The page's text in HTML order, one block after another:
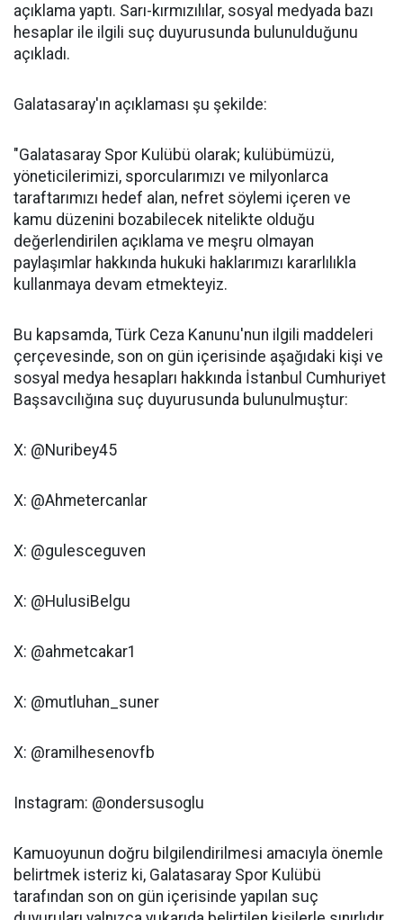
açıklama yaptı. Sarı-kırmızılılar, sosyal medyada bazı
hesaplar ile ilgili suç duyurusunda bulunulduğunu
açıkladı.
Galatasaray'ın açıklaması şu şekilde:
"Galatasaray Spor Kulübü olarak; kulübümüzü,
yöneticilerimizi, sporcularımızı ve milyonlarca
taraftarımızı hedef alan, nefret söylemi içeren ve
kamu düzenini bozabilecek nitelikte olduğu
değerlendirilen açıklama ve meşru olmayan
paylaşımlar hakkında hukuki haklarımızı kararlılıkla
kullanmaya devam etmekteyiz.
Bu kapsamda, Türk Ceza Kanunu'nun ilgili maddeleri
çerçevesinde, son on gün içerisinde aşağıdaki kişi ve
sosyal medya hesapları hakkında İstanbul Cumhuriyet
Başsavcılığına suç duyurusunda bulunulmuştur:
X: @Nuribey45
X: @Ahmetercanlar
X: @gulesceguven
X: @HulusiBelgu
X: @ahmetcakar1
X: @mutluhan_suner
X: @ramilhesenovfb
Instagram: @ondersusoglu
Kamuoyunun doğru bilgilendirilmesi amacıyla önemle
belirtmek isteriz ki, Galatasaray Spor Kulübü
tarafından son on gün içerisinde yapılan suç